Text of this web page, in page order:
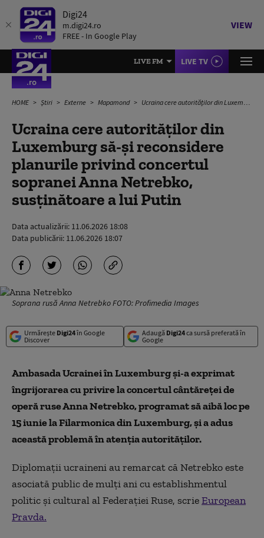
Digi24
m.digi24.ro
FREE - In Google Play
VIEW
LIVE FM LIVE TV
HOME Știri Externe Mapamond Ucraina cere autorităților din Luxemburg să-și reconsidere planurile privind concertul sopranei Anna Netrebko, susținătoare a lui Putin
Ucraina cere autorităților din
Luxemburg să-și reconsidere
planurile privind concertul
sopranei Anna Netrebko,
susținătoare a lui Putin
Data actualizării: 11.06.2026 18:08
Data publicării: 11.06.2026 18:07
Soprana rusă Anna Netrebko FOTO: Profimedia Images
Urmărește Digi24în Google
Discover
Adaugă Digi24ca sursă preferată în
Google
Ambasada Ucrainei în Luxemburg și-a exprimat
îngrijorarea cu privire la concertul cântăreței de
operă ruse Anna Netrebko, programat să aibă loc pe
15 iunie la Filarmonica din Luxemburg, și a adus
această problemă în atenția autorităților.
Diplomații ucraineni au remarcat că Netrebko este
asociată public de mulți ani cu establishmentul
politic și cultural al Federației Ruse, scrieEuropean
Pravda.